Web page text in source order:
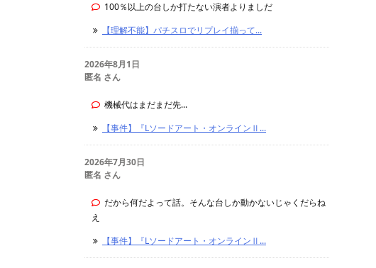
100％以上の台しか打たない演者よりましだ
【理解不能】パチスロでリプレイ揃って...
2026年8月1日
匿名 さん
機械代はまだまだ先...
【事件】『Lソードアート・オンラインⅡ...
2026年7月30日
匿名 さん
だから何だよって話。そんな台しか動かないじゃくだらね
え
【事件】『Lソードアート・オンラインⅡ...